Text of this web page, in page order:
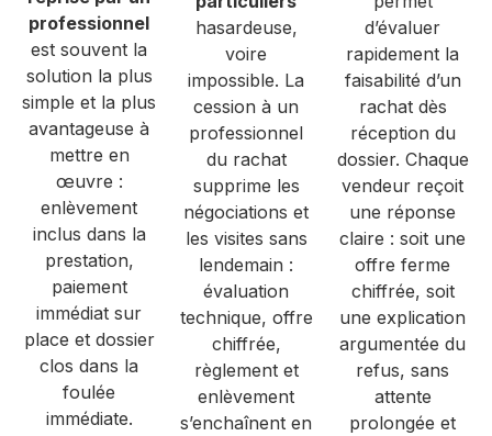
professionnel
est souvent la
solution la plus
simple et la plus
avantageuse à
mettre en
œuvre :
enlèvement
inclus dans la
prestation,
paiement
immédiat sur
place et dossier
clos dans la
foulée
immédiate.
hasardeuse,
voire
impossible. La
cession à un
professionnel
du rachat
supprime les
négociations et
les visites sans
lendemain :
évaluation
technique, offre
chiffrée,
règlement et
enlèvement
s’enchaînent en
d’évaluer
rapidement la
faisabilité d’un
rachat dès
réception du
dossier. Chaque
vendeur reçoit
une réponse
claire : soit une
offre ferme
chiffrée, soit
une explication
argumentée du
refus, sans
attente
prolongée et